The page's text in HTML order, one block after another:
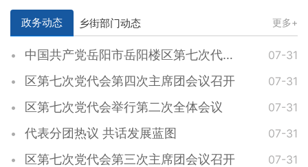
政务动态 乡街部门动态 更多+
中国共产党岳阳市岳阳楼区第七次代表大会胜利闭幕 07-31
区第七次党代会第四次主席团会议召开 07-31
区第七次党代会举行第二次全体会议 07-31
代表分团热议 共话发展蓝图 07-31
区第七次党代会第三次主席团会议召开 07-31